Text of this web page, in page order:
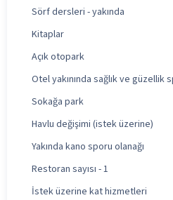
Sörf dersleri - yakında
Kitaplar
Açık otopark
Otel yakınında sağlık ve güzellik
Sokağa park
Havlu değişimi (istek üzerine)
Yakında kano sporu olanağı
Restoran sayısı - 1
İstek üzerine kat hizmetleri